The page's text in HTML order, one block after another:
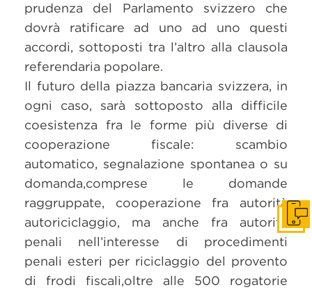
prudenza del Parlamento svizzero che
dovrà ratificare ad uno ad uno questi
accordi, sottoposti tra l’altro alla clausola
referendaria popolare.
Il futuro della piazza bancaria svizzera, in
ogni caso, sarà sottoposto alla difficile
coesistenza fra le forme più diverse di
cooperazione fiscale: scambio
automatico, segnalazione spontanea o su
domanda,comprese le domande
raggruppate, cooperazione fra autorità
autoriciclaggio, ma anche fra autorità
penali nell’interesse di procedimenti
penali esteri per riciclaggio del provento
di frodi fiscali,oltre alle 500 rogatorie
Get